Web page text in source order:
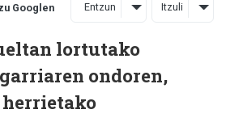
Googlen Entzun Itzuli
lortutako
ondoren,